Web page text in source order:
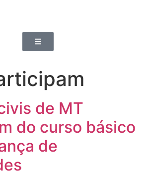
de MT
do curso básico
de